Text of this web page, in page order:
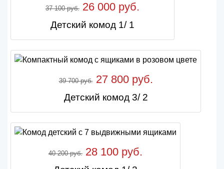
37 100 руб. 26 000 руб.
Детский комод 1/ 1
39 700 руб.27 800 руб.
Детский комод 3/ 2
40 200 руб. 28 100 руб.